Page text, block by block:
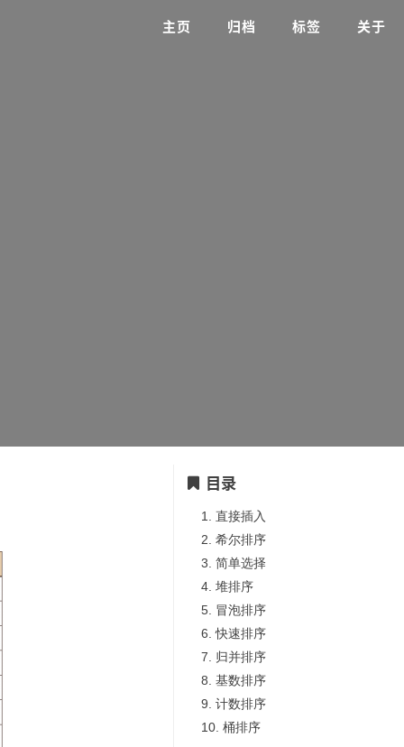
主页 归档 标签 关于
目录
1. 直接插入
2. 希尔排序
3. 简单选择
4. 堆排序
5. 冒泡排序
6. 快速排序
7. 归并排序
8. 基数排序
9. 计数排序
10. 桶排序